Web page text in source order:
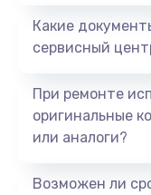
Какие
сервисный
При ремонте
оригинальные
или аналоги?
Возможен ли